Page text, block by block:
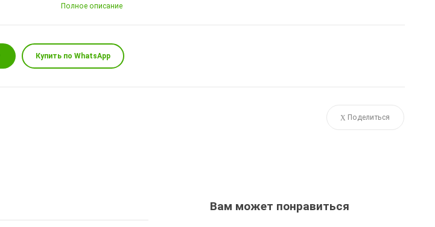
Полное описание
Купить по WhatsApp
Поделиться
Вам может понравиться